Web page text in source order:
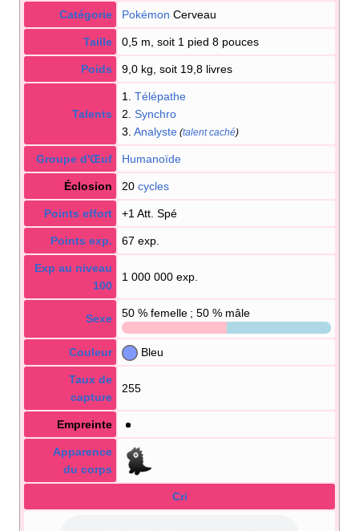
Catégorie Pokémon Cerveau
Taille 0,5 m, soit 1 pied 8 pouces
Poids 9,0 kg, soit 19,8 livres
Talents
1. Télépathe
2. Synchro
3. Analyste (talent caché)
Groupe d'Œuf Humanoïde
Éclosion 20 cycles
Points effort +1 Att. Spé
Points exp. 67 exp.
Exp au niveau
100
1 000 000 exp.
Sexe 50 % femelle ; 50 % mâle
Couleur Bleu
Taux de
capture
255
Empreinte
Apparence
du corps
Cri